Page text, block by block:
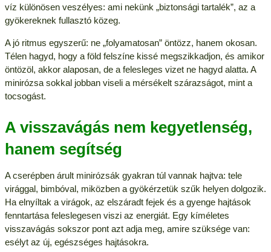
víz különösen veszélyes: ami nekünk „biztonsági tartalék”, az a
gyökereknek fullasztó közeg.
A jó ritmus egyszerű: ne „folyamatosan” öntözz, hanem okosan.
Télen hagyd, hogy a föld felszíne kissé megszikkadjon, és amikor
öntözöl, akkor alaposan, de a felesleges vizet ne hagyd alatta. A
minirózsa sokkal jobban viseli a mérsékelt szárazságot, mint a
tocsogást.
A visszavágás nem kegyetlenség,
hanem segítség
A cserépben árult minirózsák gyakran túl vannak hajtva: tele
virággal, bimbóval, miközben a gyökérzetük szűk helyen dolgozik.
Ha elnyíltak a virágok, az elszáradt fejek és a gyenge hajtások
fenntartása feleslegesen viszi az energiát. Egy kíméletes
visszavágás sokszor pont azt adja meg, amire szüksége van:
esélyt az új, egészséges hajtásokra.